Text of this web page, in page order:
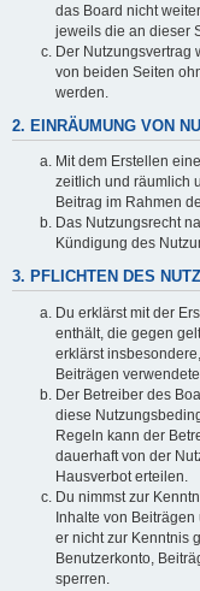
das Board nicht
jeweils die an dieser
Der Nutzungsvertrag
von beiden Seiten
werden.
2. EINRÄUMUNG VON
Mit dem Erstellen
zeitlich und räumlich
Beitrag im Rahmen
Das Nutzungsrecht
Kündigung des
3. PFLICHTEN DES
Du erklärst mit der
enthält, die gegen
erklärst
Beiträgen
Der Betreiber des
diese
Regeln kann der
dauerhaft von der
Hausverbot erteilen.
Du nimmst zur
Inhalte von
er nicht zur Kenntnis
Benutzerkonto,
sperren.